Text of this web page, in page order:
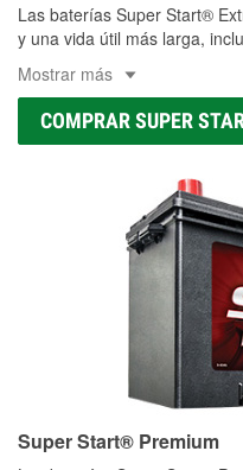
Las baterías Super Start®
y una vida útil más larga,
Mostrar más
COMPRAR SUPER
Super Start® Premium